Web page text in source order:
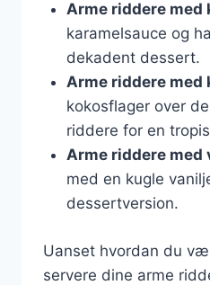
Arme riddere med
karamelsauce og
dekadent dessert.
Arme riddere med
kokosflager over
riddere for en
Arme riddere med
med en kugle
dessertversion.
Uanset hvordan du
servere dine arme